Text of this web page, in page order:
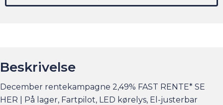
Beskrivelse
December rentekampagne 2,49% FAST RENTE* SE
HER | På lager, Fartpilot, LED kørelys, El-justerbar